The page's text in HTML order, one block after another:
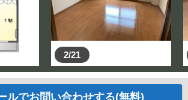
2/21
ルでお問い合わせする(無料)